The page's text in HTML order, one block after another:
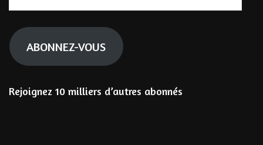
e-
mail
ABONNEZ-VOUS
Rejoignez 10 milliers d’autres abonnés